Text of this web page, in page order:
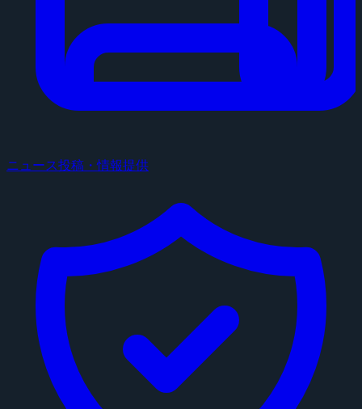
ニュース投稿・情報提供